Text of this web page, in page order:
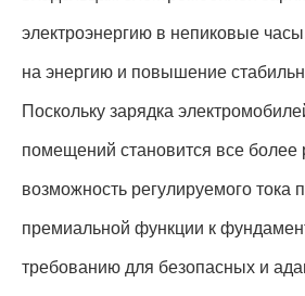
электроэнергию в непиковые
на энергию и повышение
Поскольку зарядка
помещений становится все более
возможность регулируемого тока
премиальной функции к
требованию для безопасных и